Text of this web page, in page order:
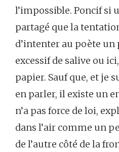
l’impossible. Poncif si
partagé que la
d’intenter au poète un
excessif de salive ou
papier. Sauf que, et je
en parler, il existe un
n’a pas force de loi,
dans l’air comme un
de l’autre côté de la